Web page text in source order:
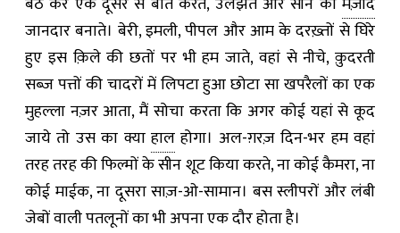
जानदार बनाते। बेरी,इमली,पीपल और आम के दरख़्तों से घिरे
हुए इस क़िले की छतों पर भी हम जाते, वहां से नीचे, क़ुदरती
सब्ज़ पत्तों की चादरों में लिपटा हुआ छोटा सा खपरैलों का एक
मुहल्ला नज़र आता, मैं सोचा करता कि अगर कोई यहां से कूद
जाये तो उस का क्या हाल होगा। अल-ग़रज़ दिन-भर हम वहां
तरह तरह की फिल्मों के सीन शूट किया करते,ना कोई कैमरा,ना
कोई माईक,ना दूसरा साज़-ओ-सामान। बस स्लीपरों और लंबी
जेबों वाली पतलूनों का भी अपना एक दौर होता है।